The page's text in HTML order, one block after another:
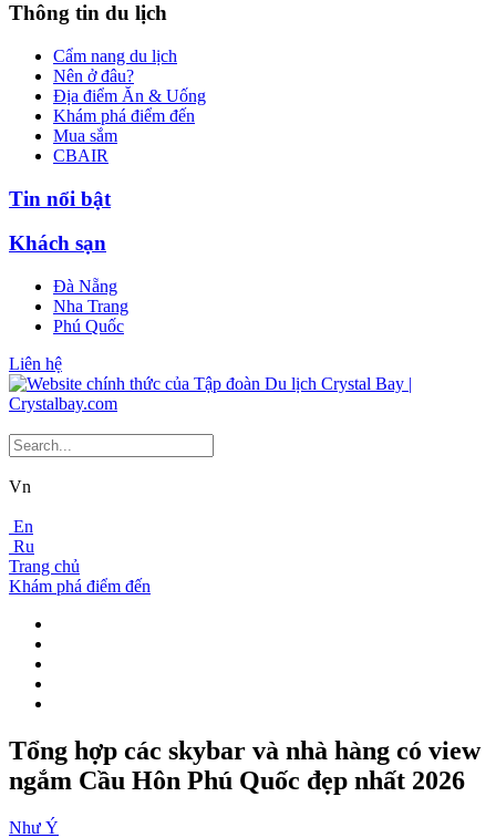
Thông tin du lịch
Cẩm nang du lịch
Nên ở đâu?
Địa điểm Ăn & Uống
Khám phá điểm đến
Mua sắm
CBAIR
Tin nổi bật
Khách sạn
Đà Nẵng
Nha Trang
Phú Quốc
Liên hệ
Vn
En
Ru
Trang chủ
Khám phá điểm đến
Tổng hợp các skybar và nhà hàng có view
ngắm Cầu Hôn Phú Quốc đẹp nhất 2026
Như Ý